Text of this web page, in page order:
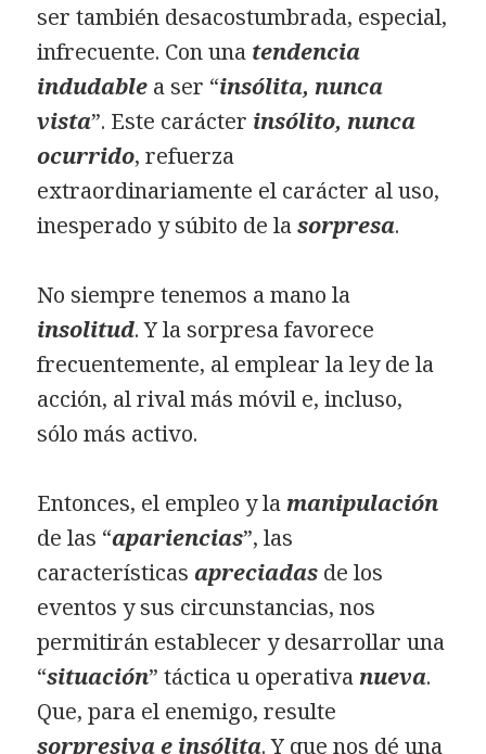
ser también desacostumbrada, especial,
infrecuente. Con una tendencia
indudable a ser “insólita, nunca
vista”. Este carácter insólito, nunca
ocurrido, refuerza
extraordinariamente el carácter al uso,
inesperado y súbito de lasorpresa.
No siempre tenemos a mano la
insolitud. Y la sorpresa favorece
frecuentemente, al emplear la ley de la
acción, al rival más móvil e, incluso,
sólo más activo.
Entonces, el empleo y lamanipulación
de las “apariencias”, las
característicasapreciadas de los
eventos y sus circunstancias, nos
permitirán establecer y desarrollar una
“situación” táctica u operativanueva.
Que, para el enemigo, resulte
sorpresiva e insólita. Y que nos dé una